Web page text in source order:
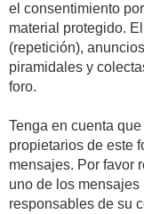
el consentimiento
material protegido.
(repetición),
piramidales y
foro.
Tenga en cuenta
propietarios de este
mensajes. Por favor
uno de los
responsables de su